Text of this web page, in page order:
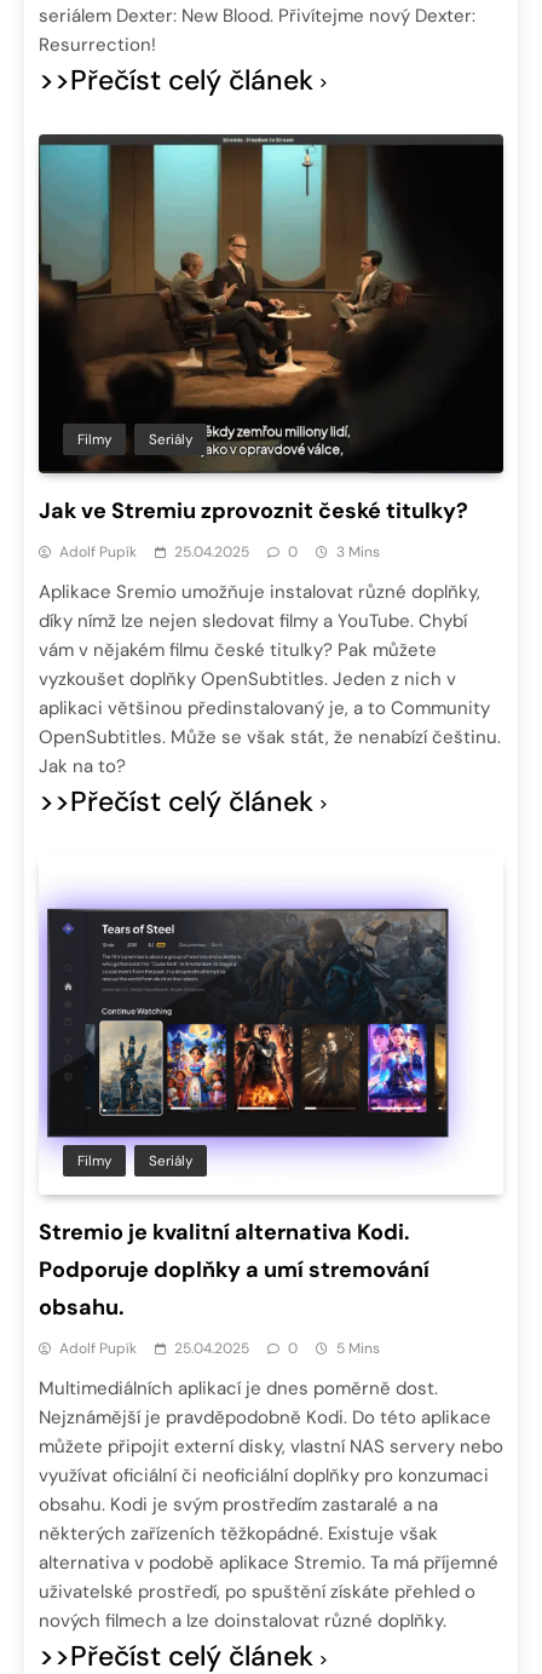
seriálem Dexter: New Blood. Přivítejme nový Dexter:
Resurrection!
>>Přečíst celý článek
Filmy Seriály
Jak ve Stremiu zprovoznit české titulky?
Adolf Pupík 25.04.2025 0 3 Mins
Aplikace Sremio umožňuje instalovat různé doplňky,
díky nímž lze nejen sledovat filmy a YouTube. Chybí
vám v nějakém filmu české titulky? Pak můžete
vyzkoušet doplňky OpenSubtitles. Jeden z nich v
aplikaci většinou předinstalovaný je, a to Community
OpenSubtitles. Může se však stát, že nenabízí češtinu.
Jak na to?
>>Přečíst celý článek
Filmy Seriály
Stremio je kvalitní alternativa Kodi.
Podporuje doplňky a umí stremování
obsahu.
Adolf Pupík 25.04.2025 0 5 Mins
Multimediálních aplikací je dnes poměrně dost.
Nejznámější je pravděpodobně Kodi. Do této aplikace
můžete připojit externí disky, vlastní NAS servery nebo
využívat oficiální či neoficiální doplňky pro konzumaci
obsahu. Kodi je svým prostředím zastaralé a na
některých zařízeních těžkopádné. Existuje však
alternativa v podobě aplikace Stremio. Ta má příjemné
uživatelské prostředí, po spuštění získáte přehled o
nových filmech a lze doinstalovat různé doplňky.
>>Přečíst celý článek